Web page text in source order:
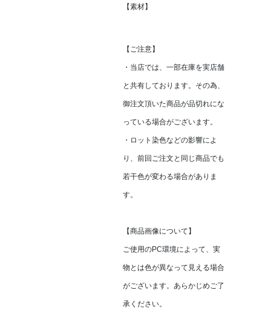
【素材】
【ご注意】
・当店では、一部在庫を実店舗
と共有しております。その為、
御注文頂いた商品が品切れにな
っている場合がございます。
・ロット染色などの影響によ
り、前回ご注文と同じ商品でも
若干色が変わる場合がありま
す。
【商品画像について】
ご使用のPC環境によって、実
物とは色が異なって見える場合
がございます。あらかじめご了
承ください。